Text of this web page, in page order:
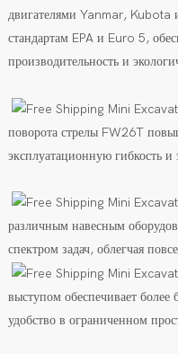
двигателями Yanmar, Kubota
стандартам EPA и Euro 5,
производительность и
поворота стрелы FW26T
эксплуатационную гибкость и
различным навесным
спектром задач, облегчая
выступом обеспечивает
удобство в ограниченном